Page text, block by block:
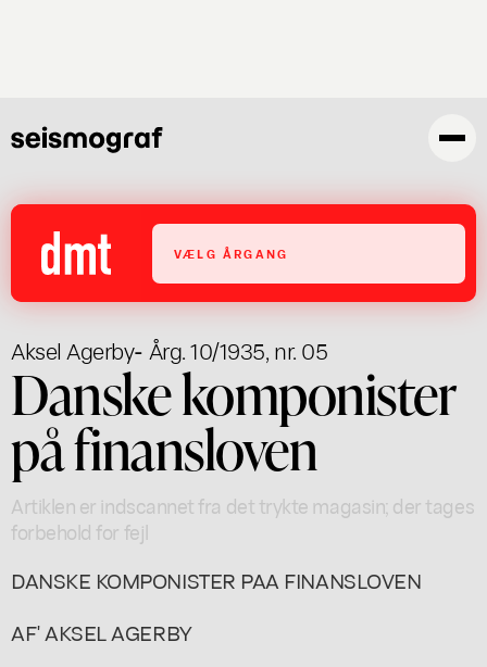
VÆLG ÅRGANG
Aksel Agerby- Årg. 10/1935, nr. 05
Danske komponister
på finansloven
Artiklen er indscannet fra det trykte magasin; der tages
forbehold for fejl
DANSKE KOMPONISTER PAA FINANSLOVEN
AF' AKSEL AGERBY